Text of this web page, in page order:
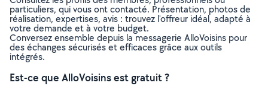
particuliers, qui vous ont contacté. Présentation, photos de
réalisation, expertises, avis : trouvez l'offreur idéal, adapté à
votre demande et à votre budget.
Conversez ensemble depuis la messagerie AlloVoisins pour
des échanges sécurisés et efficaces grâce aux outils
intégrés.
Est-ce que AlloVoisins est gratuit ?